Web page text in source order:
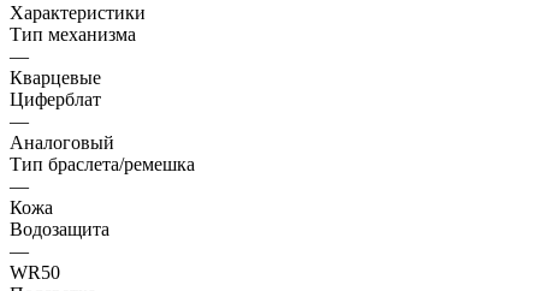
Характеристики
Тип механизма
—
Кварцевые
Циферблат
—
Аналоговый
Тип браслета/ремешка
—
Кожа
Водозащита
—
WR50